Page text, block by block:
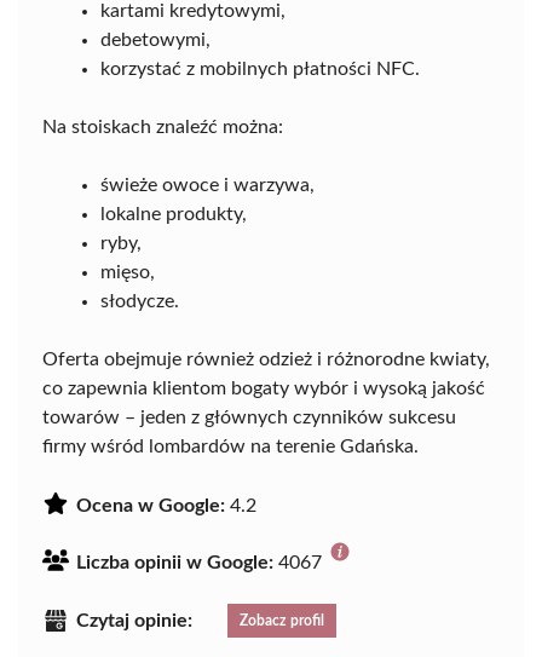
kartami kredytowymi,
debetowymi,
korzystać z mobilnych płatności NFC.
Na stoiskach znaleźć można:
świeże owoce i warzywa,
lokalne produkty,
ryby,
mięso,
słodycze.
Oferta obejmuje również odzież i różnorodne kwiaty,
co zapewnia klientom bogaty wybór i wysoką jakość
towarów – jeden z głównych czynników sukcesu
firmy wśród lombardów na terenie Gdańska.
Ocena w Google: 4.2
Liczba opinii w Google: 4067
Czytaj opinie: Zobacz profil